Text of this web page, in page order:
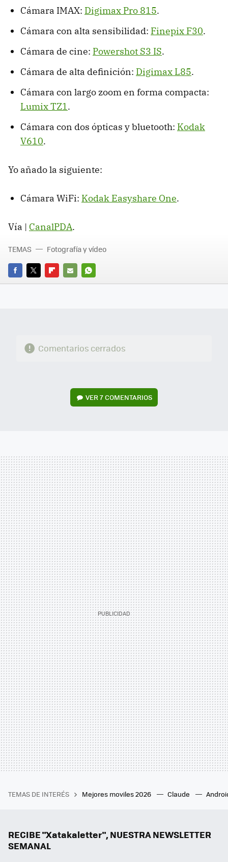
Cámara IMAX: Digimax Pro 815.
Cámara con alta sensibilidad: Finepix F30.
Cámara de cine: Powershot S3 IS.
Cámara de alta definición: Digimax L85.
Cámara con largo zoom en forma compacta:
Lumix TZ1.
Cámara con dos ópticas y bluetooth: Kodak
V610.
Yo añado la siguiente:
Cámara WiFi: Kodak Easyshare One.
Vía | CanalPDA.
FACEBOOK
TWITTERFLIPBOARD
E-
WHATSAPP
TEMAS Fotografía y vídeo
Comentarios cerrados
VER7 COMENTARIOS
TEMAS DE INTERÉS Mejores moviles 2026 Claude
RECIBE "Xatakaletter", NUESTRA NEWSLETTER
SEMANAL